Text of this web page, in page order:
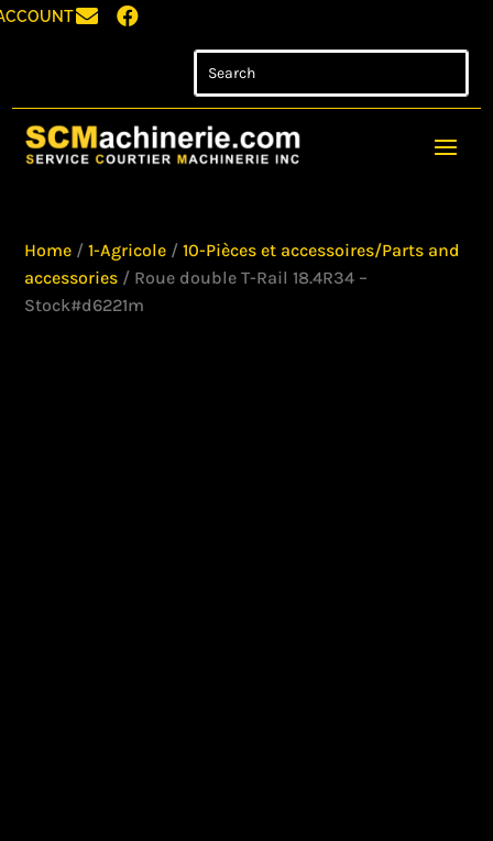
 
Home /1-Agricole /10-Pièces et accessoires/Parts and
accessories / Roue double T-Rail 18.4R34 –
Stock#d6221m